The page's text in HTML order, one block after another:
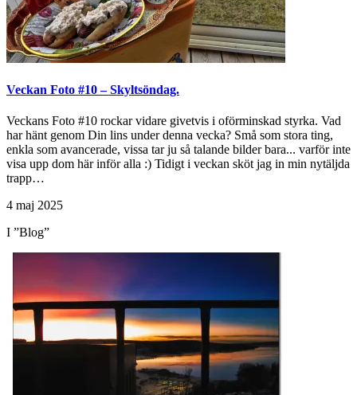
Veckan Foto #10 – Skyltsöndag.
Veckans Foto #10 rockar vidare givetvis i oförminskad styrka. Vad
har hänt genom Din lins under denna vecka? Små som stora ting,
enkla som avancerade, vissa tar ju så talande bilder bara... varför inte
visa upp dom här inför alla :) Tidigt i veckan sköt jag in min nytäljda
trapp…
4 maj 2025
I ”Blog”